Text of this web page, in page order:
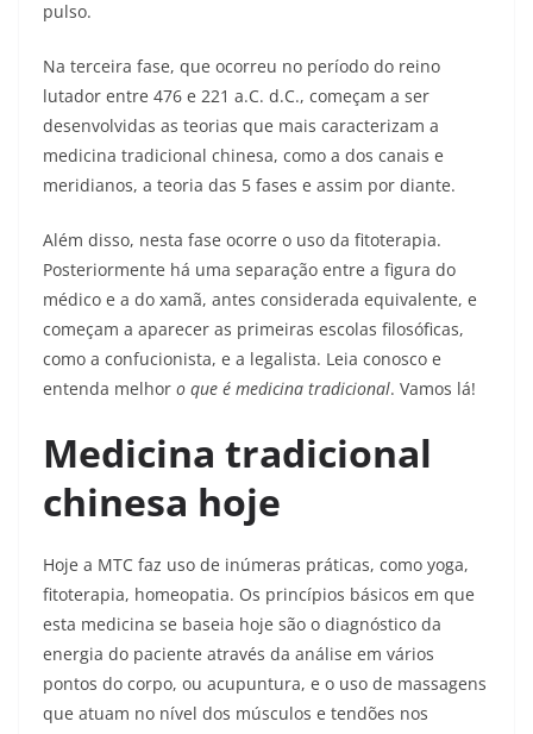
pulso.
Na terceira fase, que ocorreu no período do reino
lutador entre 476 e 221 a.C. d.C., começam a ser
desenvolvidas as teorias que mais caracterizam a
medicina tradicional chinesa, como a dos canais e
meridianos, a teoria das 5 fases e assim por diante.
Além disso, nesta fase ocorre o uso da fitoterapia.
Posteriormente há uma separação entre a figura do
médico e a do xamã, antes considerada equivalente, e
começam a aparecer as primeiras escolas filosóficas,
como a confucionista, e a legalista. Leia conosco e
entenda melhor o que é medicina tradicional. Vamos lá!
Medicina tradicional
chinesa hoje
Hoje a MTC faz uso de inúmeras práticas, como yoga,
fitoterapia, homeopatia. Os princípios básicos em que
esta medicina se baseia hoje são o diagnóstico da
energia do paciente através da análise em vários
pontos do corpo, ou acupuntura, e o uso de massagens
que atuam no nível dos músculos e tendões nos